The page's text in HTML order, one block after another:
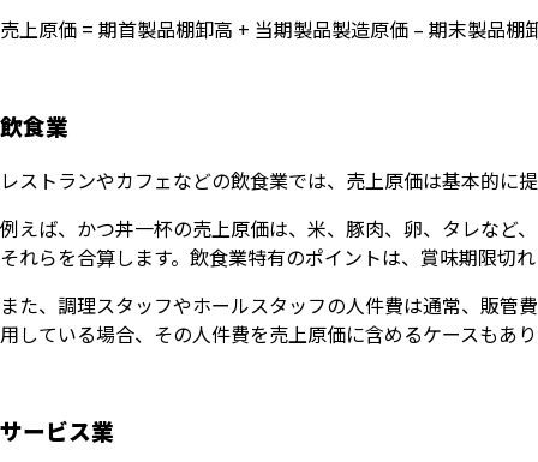
売上原価 = 期首製品棚卸高 + 当期製品製造原価 – 期末製品棚
飲食業
レストランやカフェなどの飲食業では、売上原価は基本的に
例えば、かつ丼一杯の売上原価は、米、豚肉、卵、タレなど
それらを合算します。飲食業特有のポイントは、賞味期限切
また、調理スタッフやホールスタッフの人件費は通常、販管
用している場合、その人件費を売上原価に含めるケースもあ
サービス業